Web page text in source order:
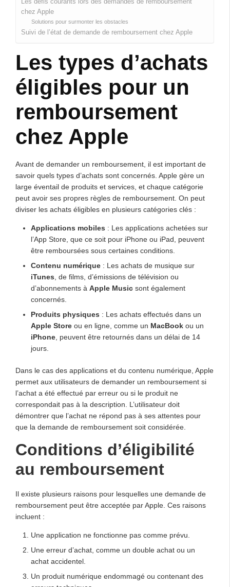
chez Apple
Solutions pour surmonter les obstacles
Suivi de l’état de demande de remboursement chez Apple
Les types d’achats
éligibles pour un
remboursement
chez Apple
Avant de demander un remboursement, il est important de
savoir quels types d’achats sont concernés. Apple gère un
large éventail de produits et services, et chaque catégorie
peut avoir ses propres règles de remboursement. On peut
diviser les achats éligibles en plusieurs catégories clés :
Applications mobiles : Les applications achetées sur
l’App Store, que ce soit pour iPhone ou iPad, peuvent
être remboursées sous certaines conditions.
Contenu numérique : Les achats de musique sur
iTunes , de films, d’émissions de télévision ou
d’abonnements à Apple Music sont également
concernés.
Produits physiques : Les achats effectués dans un
Apple Store ou en ligne, comme un MacBook ou un
iPhone , peuvent être retournés dans un délai de 14
jours.
Dans le cas des applications et du contenu numérique, Apple
permet aux utilisateurs de demander un remboursement si
l’achat a été effectué par erreur ou si le produit ne
correspondait pas à la description. L’utilisateur doit
démontrer que l’achat ne répond pas à ses attentes pour
que la demande de remboursement soit considérée.
Conditions d’éligibilité
au remboursement
Il existe plusieurs raisons pour lesquelles une demande de
remboursement peut être acceptée par Apple. Ces raisons
incluent :
Une application ne fonctionne pas comme prévu.
Une erreur d’achat, comme un double achat ou un
achat accidentel.
Un produit numérique endommagé ou contenant des